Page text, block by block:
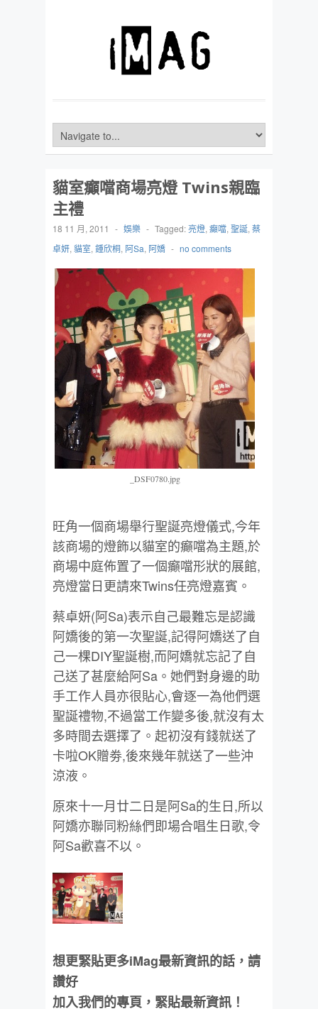
貓室癲噹商場亮燈 Twins親臨
主禮
18 11 月, 2011 - 娛樂 - Tagged:亮燈, 癲噹, 聖誕, 蔡
卓妍, 貓室, 鍾欣桐, 阿Sa, 阿嬌 - no comments
_DSF0780.jpg
旺角一個商場舉行聖誕亮燈儀式,今年
該商場的燈飾以貓室的癲噹為主題,於
商場中庭佈置了一個癲噹形狀的展館,
亮燈當日更請來Twins任亮燈嘉賓。
蔡卓妍(阿Sa)表示自己最難忘是認識
阿嬌後的第一次聖誕,記得阿嬌送了自
己一棵DIY聖誕樹,而阿嬌就忘記了自
己送了甚麼給阿Sa。她們對身邊的助
手工作人員亦很貼心,會逐一為他們選
聖誕禮物,不過當工作變多後,就沒有太
多時間去選擇了。起初沒有錢就送了
卡啦OK贈劵,後來幾年就送了一些沖
涼液。
原來十一月廿二日是阿Sa的生日,所以
阿嬌亦聯同粉絲們即場合唱生日歌,令
阿Sa歡喜不以。
想更緊貼更多iMag最新資訊的話，請
讚好
加入我們的專頁，緊貼最新資訊！